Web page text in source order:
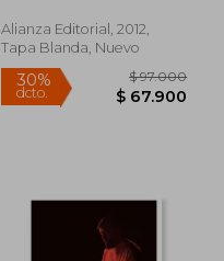
Alianza Editorial, 2012,
Tapa Blanda, Nuevo